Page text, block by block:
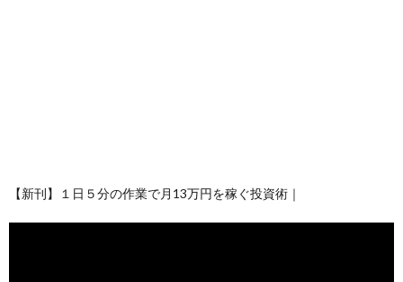
【新刊】１日５分の作業で月13万円を稼ぐ投資術｜